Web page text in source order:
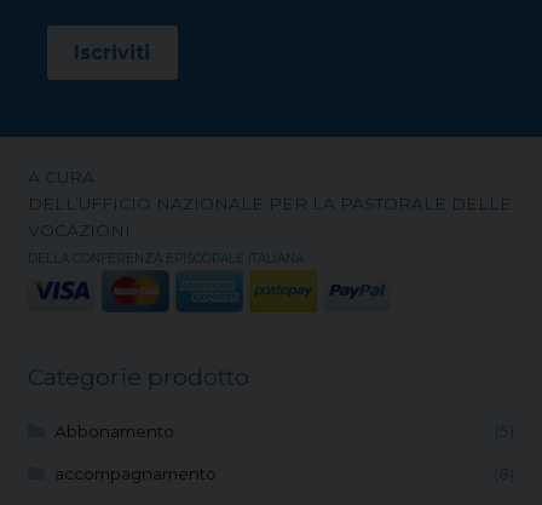
A CURA
DELL’UFFICIO NAZIONALE PER LA PASTORALE DELLE
VOCAZIONI
DELLA CONFERENZA EPISCOPALE ITALIANA
Categorie prodotto
Abbonamento (5)
accompagnamento (8)